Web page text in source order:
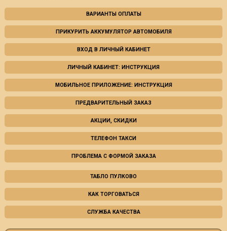
ВАРИАНТЫ ОПЛАТЫ
ПРИКУРИТЬ АККУМУЛЯТОР АВТОМОБИЛЯ
ВХОД В ЛИЧНЫЙ КАБИНЕТ
ЛИЧНЫЙ КАБИНЕТ: ИНСТРУКЦИЯ
МОБИЛЬНОЕ ПРИЛОЖЕНИЕ: ИНСТРУКЦИЯ
ПРЕДВАРИТЕЛЬНЫЙ ЗАКАЗ
АКЦИИ, СКИДКИ
ТЕЛЕФОН ТАКСИ
ПРОБЛЕМА С ФОРМОЙ ЗАКАЗА
ТАБЛО ПУЛКОВО
КАК ТОРГОВАТЬСЯ
СЛУЖБА КАЧЕСТВА